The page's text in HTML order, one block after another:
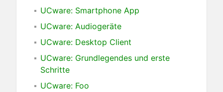
UCware: Smartphone App
UCware: Audiogeräte
UCware: Desktop Client
UCware: Grundlegendes und erste
Schritte
UCware: Foo